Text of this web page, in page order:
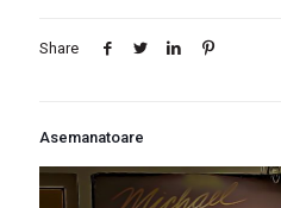
Share
Asemanatoare